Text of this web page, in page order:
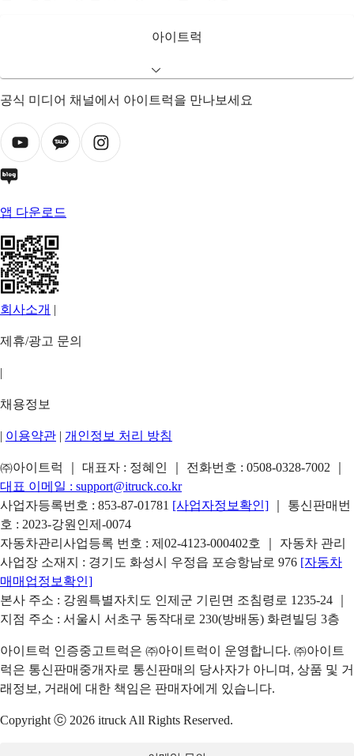
아이트럭
공식 미디어 채널에서 아이트럭을 만나보세요
앱 다운로드
회사소개 |
제휴/광고 문의
|
채용정보
| 이용약관 | 개인정보 처리 방침
㈜아이트럭 ｜ 대표자 : 정혜인 ｜ 전화번호 : 0508-0328-7002
대표 이메일 : support@itruck.co.kr
사업자등록번호 : 853-87-01781 [사업자정보확인]
｜ 통신판매번
호 : 2023-강원인제-0074
자동차관리사업등록 번호 : 제02-4123-000402호 ｜ 자동차 관리
사업장 소재지 : 경기도 화성시 우정읍 포승항남로 976 [자동차
매매업정보확인]
본사 주소 : 강원특별자치도 인제군 기린면 조침령로 1235-24 ｜
지점 주소 : 서울시 서초구 동작대로 230(방배동) 화련빌딩 3층
아이트럭 인증중고트럭은 ㈜아이트럭이 운영합니다. ㈜아이트
럭은 통신판매중개자로 통신판매의 당사자가 아니며, 상품 및 거
래정보, 거래에 대한 책임은 판매자에게 있습니다.
Copyright ⓒ 2026 itruck All Rights Reserved.